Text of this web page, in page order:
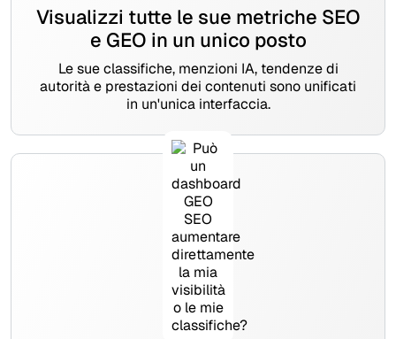
Visualizzi tutte le sue metriche SEO
e GEO in un unico posto
Le sue classifiche, menzioni IA, tendenze di
autorità e prestazioni dei contenuti sono unificati
in un'unica interfaccia.